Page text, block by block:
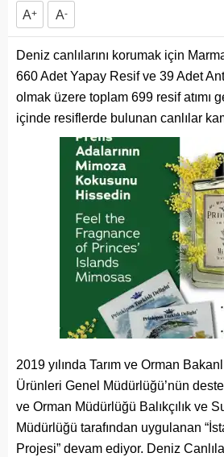
A+ A-
Deniz canlılarını korumak için
660 Adet Yapay Resif ve 39 Adet
olmak üzere toplam 699 resif atımı
içinde resiflerde bulunan canlılar
2019 yılında Tarım ve Orman
Ürünleri Genel Müdürlüğü’nün
ve Orman Müdürlüğü Balıkçılık ve
Müdürlüğü tarafından uygulanan
Projesi” devam ediyor. Deniz